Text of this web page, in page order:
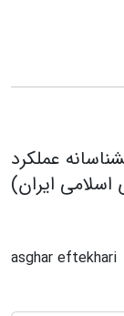
عملکرد
ایران)
asghar eftekhari